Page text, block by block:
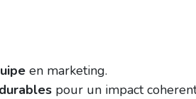
en marketing.
pour un impact